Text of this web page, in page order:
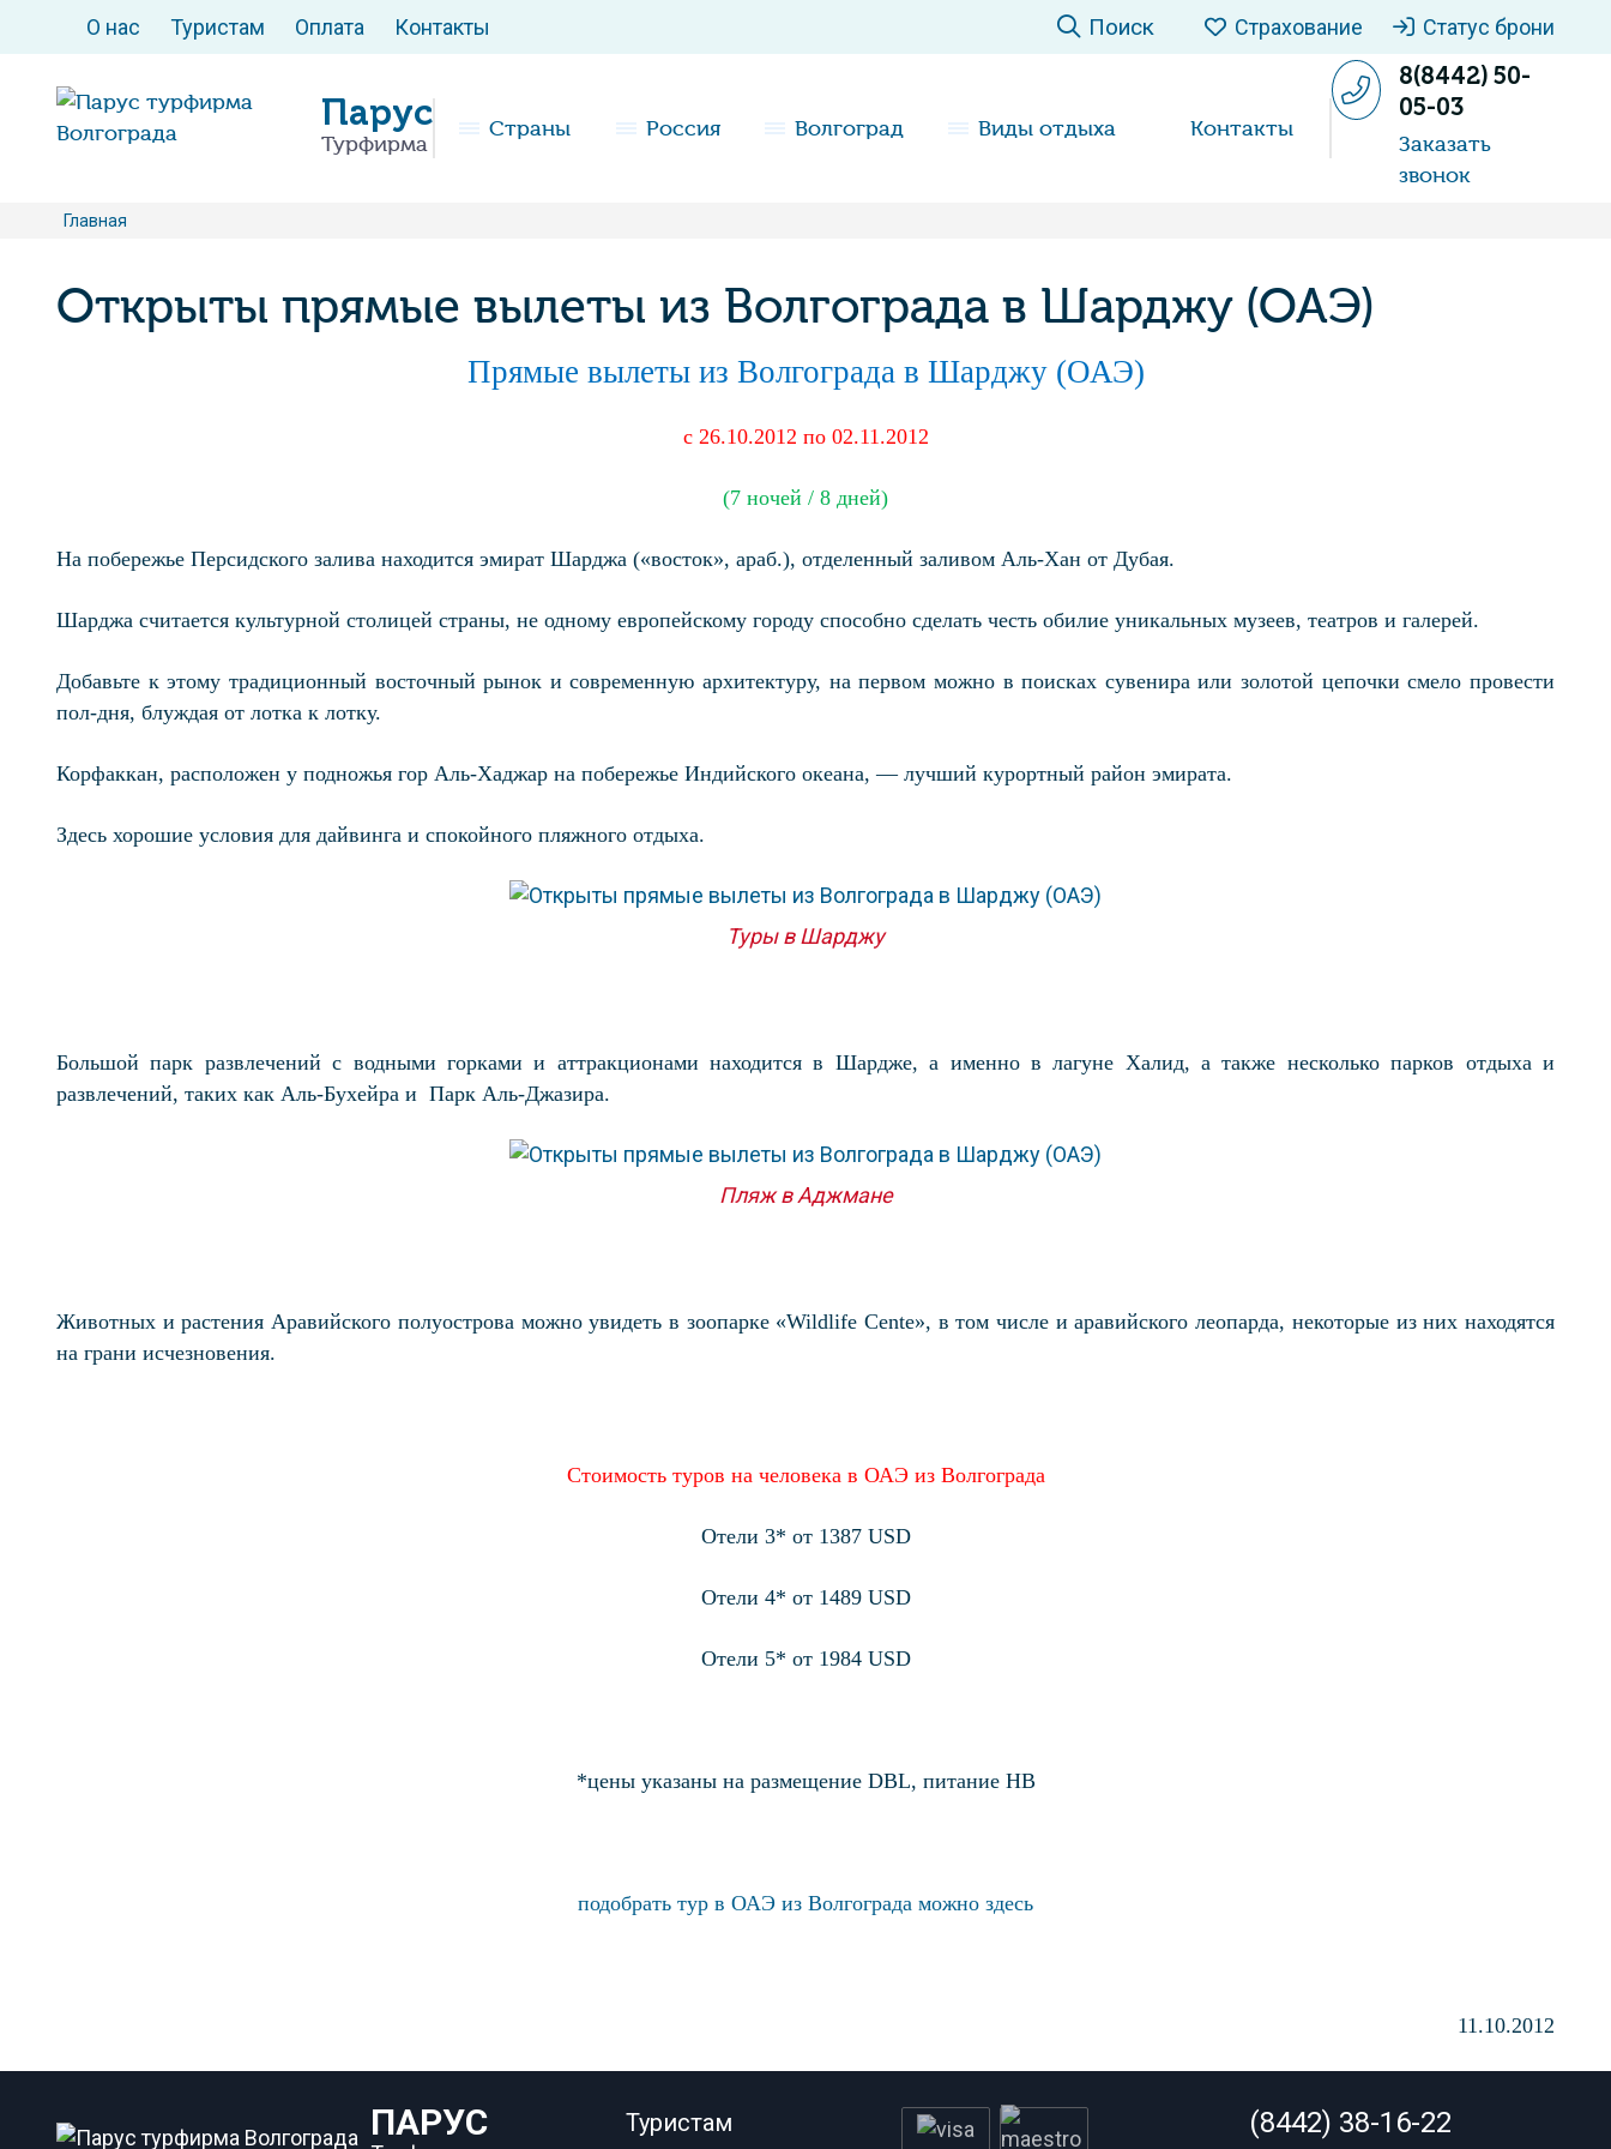
О нас Туристам Оплата Контакты Поиск Страхование Статус брони
Парус
Турфирма
Страны Россия Волгоград Виды отдыха Контакты
8(8442) 50-
05-03
Заказать
звонок
Главная
Открыты прямые вылеты из Волгограда в Шарджу (ОАЭ)
Прямые вылеты из Волгограда в Шарджу (ОАЭ)
с 26.10.2012 по 02.11.2012
(7 ночей / 8 дней)
На побережье Персидского залива находится эмират Шарджа («восток», араб.), отделенный заливом Аль-Хан от Дубая.
Шарджа считается культурной столицей страны, не одному европейскому городу способно сделать честь обилие уникальных музеев, театров и галерей.
Добавьте к этому традиционный восточный рынок и современную архитектуру, на первом можно в поисках сувенира или золотой цепочки смело провести
пол-дня, блуждая от лотка к лотку.
Корфаккан, расположен у подножья гор Аль-Хаджар на побережье Индийского океана, — лучший курортный район эмирата.
Здесь хорошие условия для дайвинга и спокойного пляжного отдыха.
Туры в Шарджу
Большой парк развлечений с водными горками и аттракционами находится в Шардже, а именно в лагуне Халид, а также несколько парков отдыха и
развлечений, таких как Аль-Бухейра и Парк Аль-Джазира.
Пляж в Аджмане
Животных и растения Аравийского полуострова можно увидеть в зоопарке «Wildlife Cente», в том числе и аравийского леопарда, некоторые из них находятся
на грани исчезновения.
Стоимость туров на человека в ОАЭ из Волгограда
Отели 3* от 1387 USD
Отели 4* от 1489 USD
Отели 5* от 1984 USD
*цены указаны на размещение DBL, питание HB
подобрать тур в ОАЭ из Волгограда можно здесь
11.10.2012
ПАРУС Туристам (8442) 38-16-22